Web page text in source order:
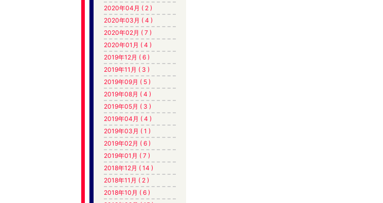
2020年04月 ( 2 )
2020年03月 ( 4 )
2020年02月 ( 7 )
2020年01月 ( 4 )
2019年12月 ( 6 )
2019年11月 ( 3 )
2019年09月 ( 5 )
2019年08月 ( 4 )
2019年05月 ( 3 )
2019年04月 ( 4 )
2019年03月 ( 1 )
2019年02月 ( 6 )
2019年01月 ( 7 )
2018年12月 ( 14 )
2018年11月 ( 2 )
2018年10月 ( 6 )